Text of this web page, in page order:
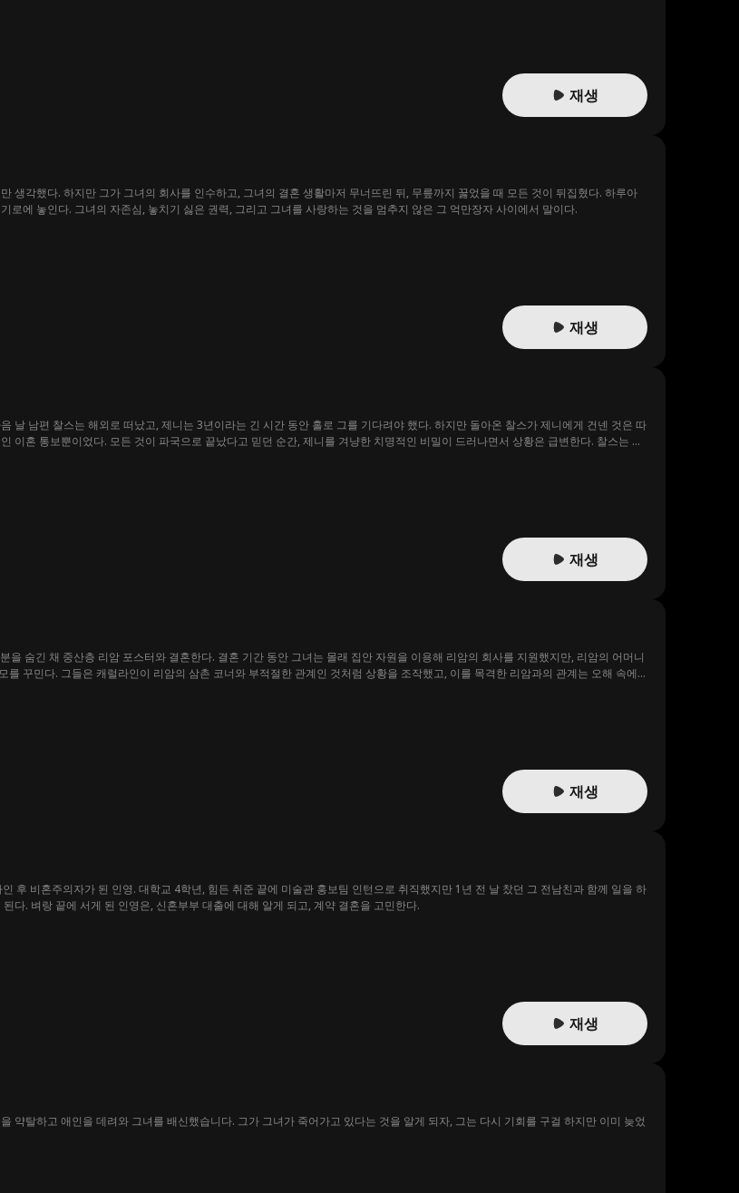
재생
생각했다. 하지만 그가 그녀의 회사를 인수하고, 그녀의 결혼 생활마저 무너뜨린 뒤, 무릎까지 꿇었을 때 모든 것이 뒤집혔다. 하루아
로에 놓인다. 그녀의 자존심, 놓치기 싫은 권력, 그리고 그녀를 사랑하는 것을 멈추지 않은 그 억만장자 사이에서 말이다.
재생
날 남편 찰스는 해외로 떠났고, 제니는 3년이라는 긴 시간 동안 홀로 그를 기다려야 했다. 하지만 돌아온 찰스가 제니에게 건넨 것은 따
이혼 통보뿐이었다. 모든 것이 파국으로 끝났다고 믿던 순간, 제니를 겨냥한 치명적인 비밀이 드러나면서 상황은 급변한다. 찰스는 비
재생
을 숨긴 채 중산층 리암 포스터와 결혼한다. 결혼 기간 동안 그녀는 몰래 집안 자원을 이용해 리암의 회사를 지원했지만, 리암의 어머니
를 꾸민다. 그들은 캐럴라인이 리암의 삼촌 코너와 부적절한 관계인 것처럼 상황을 조작했고, 이를 목격한 리암과의 관계는 오해 속에
재생
후 비혼주의자가 된 인영. 대학교 4학년, 힘든 취준 끝에 미술관 홍보팀 인턴으로 취직했지만 1년 전 날 찼던 그 전남친과 함께 일을 하
다. 벼랑 끝에 서게 된 인영은, 신혼부부 대출에 대해 알게 되고, 계약 결혼을 고민한다.
재생
약탈하고 애인을 데려와 그녀를 배신했습니다. 그가 그녀가 죽어가고 있다는 것을 알게 되자, 그는 다시 기회를 구걸 하지만 이미 늦었